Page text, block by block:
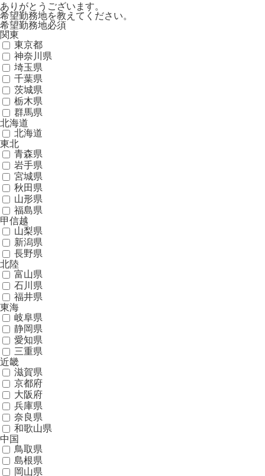
ありがとうございます。
希望勤務地を教えてください。
希望勤務地必須
関東
東京都
神奈川県
埼玉県
千葉県
茨城県
栃木県
群馬県
北海道
北海道
東北
青森県
岩手県
宮城県
秋田県
山形県
福島県
甲信越
山梨県
新潟県
長野県
北陸
富山県
石川県
福井県
東海
岐阜県
静岡県
愛知県
三重県
近畿
滋賀県
京都府
大阪府
兵庫県
奈良県
和歌山県
中国
鳥取県
島根県
岡山県